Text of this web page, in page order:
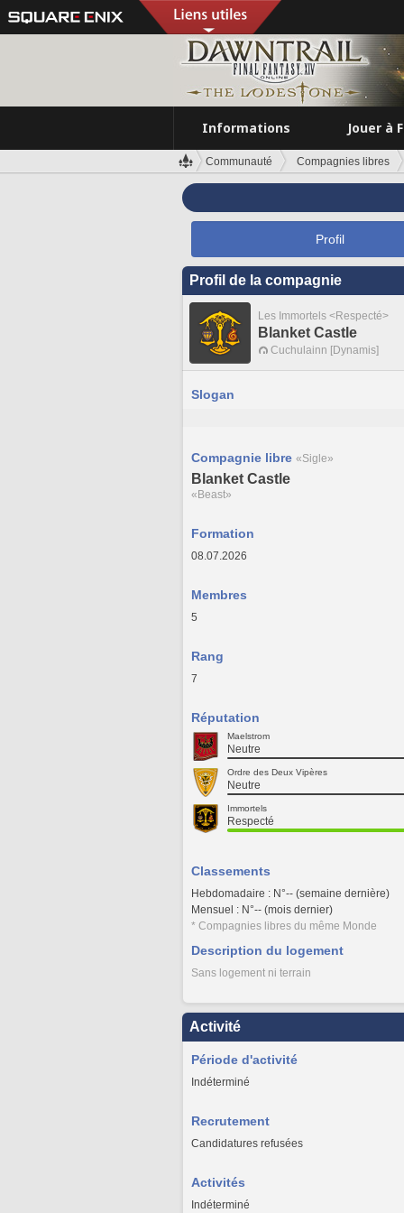
Informations Jouer à
Communauté Compagnies libres
Profil
Profil de la compagnie
Les Immortels <Respecté>
Blanket Castle
Cuchulainn [Dynamis]
Slogan
Compagnie libre «Sigle»
Blanket Castle
«Beast»
Formation
08.07.2026
Membres
5
Rang
7
Réputation
Maelstrom
Neutre
Ordre des Deux Vipères
Neutre
Immortels
Respecté
Classements
Hebdomadaire : N°-- (semaine dernière)
Mensuel : N°-- (mois dernier)
* Compagnies libres du même Monde
Description du logement
Sans logement ni terrain
Activité
Période d'activité
Indéterminé
Recrutement
Candidatures refusées
Activités
Indéterminé